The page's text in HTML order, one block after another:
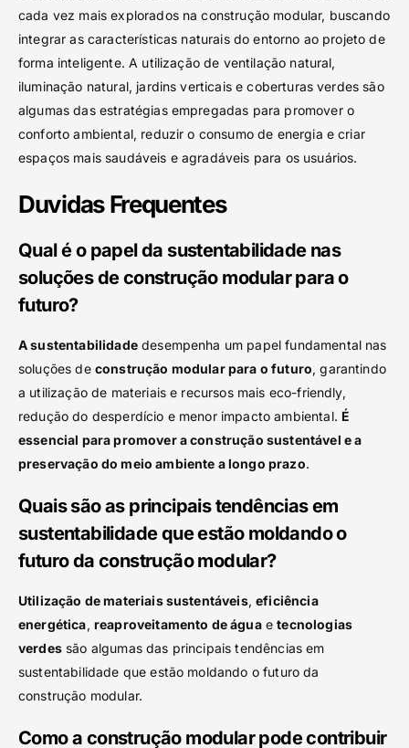
cada vez mais explorados na construção modular, buscando
integrar as características naturais do entorno ao projeto de
forma inteligente. A utilização de ventilação natural,
iluminação natural, jardins verticais e coberturas verdes são
algumas das estratégias empregadas para promover o
conforto ambiental, reduzir o consumo de energia e criar
espaços mais saudáveis e agradáveis para os usuários.
Duvidas Frequentes
Qual é o papel da sustentabilidade nas
soluções de construção modular para o
futuro?
A sustentabilidadedesempenha um papel fundamental nas
soluções de construção modular para o futuro, garantindo
a utilização de materiais e recursos mais eco-friendly,
redução do desperdício e menor impacto ambiental. É
essencial para promover a construção sustentável e a
preservação do meio ambiente a longo prazo.
Quais são as principais tendências em
sustentabilidade que estão moldando o
futuro da construção modular?
Utilização de materiais sustentáveis,eficiência
energética, reaproveitamento de águaetecnologias
verdessão algumas das principais tendências em
sustentabilidade que estão moldando o futuro da
construção modular.
Como a construção modular pode contribuir